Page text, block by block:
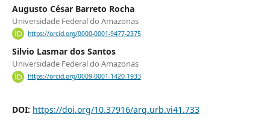
Augusto César Barreto Rocha
Universidade Federal do Amazonas
https://orcid.org/0000-0001-9477-2375
Silvio Lasmar dos Santos
Universidade Federal do Amazonas
https://orcid.org/0009-0001-1420-1933
DOI: https://doi.org/10.37916/arq.urb.vi41.733